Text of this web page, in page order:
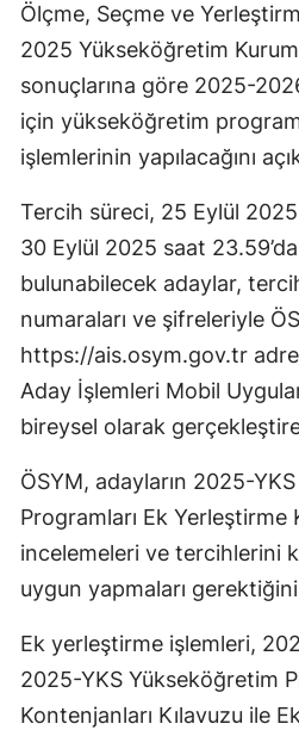
Ölçme, Seçme ve
2025 Yükseköğretim
sonuçlarına göre 2025-
için yükseköğretim
işlemlerinin yapılacağını
Tercih süreci, 25 Eylül 2025
30 Eylül 2025 saat
bulunabilecek adaylar,
numaraları ve şifreleriyle
https://ais.osym.gov.tr
Aday İşlemleri Mobil
bireysel olarak
ÖSYM, adayların 2025-
Programları Ek Yerleştirme
incelemeleri ve tercihlerini
uygun yapmaları
Ek yerleştirme işlemleri,
2025-YKS Yükseköğretim
Kontenjanları Kılavuzu ile